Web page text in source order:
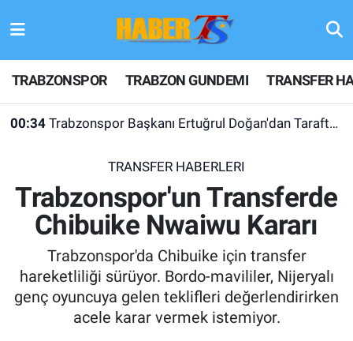
TRABZONSPOR TRABZON GUNDEMI TRANSFER
00:34 Trabzonspor Başkanı Ertuğrul Doğan'dan Taraftarlara Teşekkür
TRANSFER HABERLERI
Trabzonspor'un Transferde
Chibuike Nwaiwu Kararı
Trabzonspor'da Chibuike için transfer
hareketliliği sürüyor. Bordo-mavililer, Nijeryalı
genç oyuncuya gelen teklifleri değerlendirirken
acele karar vermek istemiyor.
TRABZONSPOR
TRABZON GUNDEMI
KULİS MEYDANI
1461 TRABZON
FUTBOL
Hava Durumu
Trafik Durumu
Son Dakika Haberleri
Haber Arşivi